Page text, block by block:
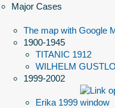
Major Cases
The map with Google
1900-1945
TITANIC 1912
WILHELM
1999-2002
Erika 1999